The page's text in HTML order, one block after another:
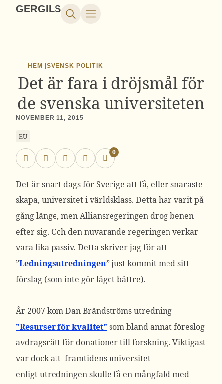
GERGILS
HEM |SVENSK POLITIK
Det är fara i dröjsmål för
de svenska universiteten
NOVEMBER 11, 2015
EU
0
Det är snart dags för Sverige att få, eller snaraste
skapa, universitet i världsklass. Detta har varit på
gång länge, men Alliansregeringen drog benen
efter sig. Och den nuvarande regeringen verkar
vara lika passiv. Detta skriver jag för att
”Ledningsutredningen” just kommit med sitt
förslag (som inte gör läget bättre).
År 2007 kom Dan Brändströms utredning
”Resurser för kvalitet” som bland annat föreslog
avdragsrätt för donationer till forskning. Viktigast
var dock att framtidens universitet
enligt utredningen skulle få en mångfald med